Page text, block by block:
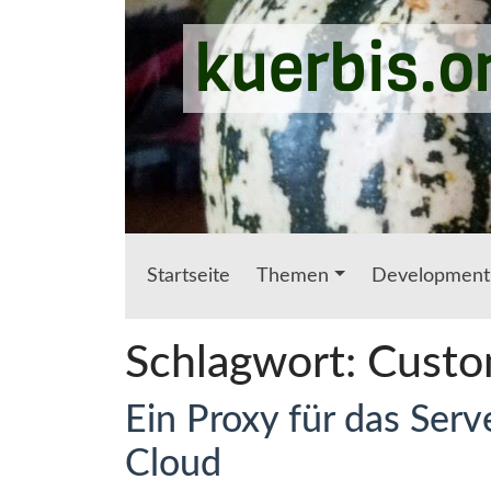
Zum Hauptinhalt springen
Startseite Themen Development
Schlagwort:
Ein Proxy für das
Cloud